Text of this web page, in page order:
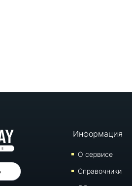
Информация
О сервисе
Справочники